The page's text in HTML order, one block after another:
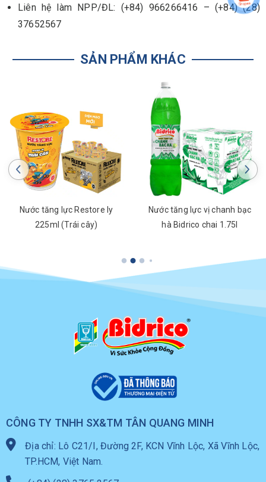
Liên hệ làm NPP/ĐL: (+84) 966266416 – (+84) (28)
37652567
SẢN PHẨM KHÁC
Nước tăng lực Restore ly
225ml (Trái cây)
Nước tăng lực vị chanh bạc
hà Bidrico chai 1.75l
CÔNG TY TNHH SX&TM TÂN QUANG MINH
Địa chỉ: Lô C21/I, Đường 2F, KCN Vĩnh Lộc, Xã Vĩnh Lộc,
TP.HCM, Việt Nam.